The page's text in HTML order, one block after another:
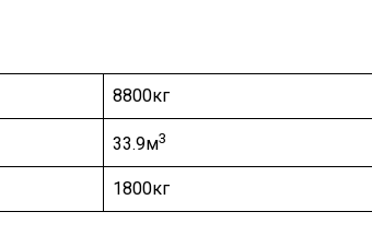
8800кг
33.9м3
1800кг